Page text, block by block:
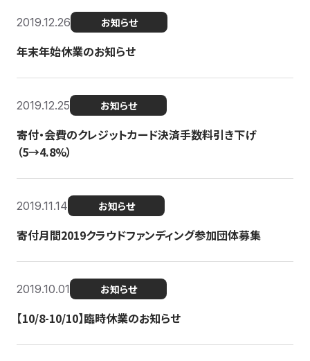
2019.12.26 お知らせ
年末年始休業のお知らせ
2019.12.25 お知らせ
寄付・会費のクレジットカード決済手数料引き下げ
（5→4.8%）
2019.11.14 お知らせ
寄付月間2019クラウドファンディング参加団体募集
2019.10.01 お知らせ
【10/8-10/10】臨時休業のお知らせ